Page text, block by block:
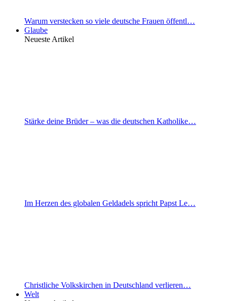
Warum verstecken so viele deutsche Frauen öffentl…
Glaube
Neueste Artikel
Stärke deine Brüder – was die deutschen Katholike…
Im Herzen des globalen Geldadels spricht Papst Le…
Christliche Volkskirchen in Deutschland verlieren…
Welt